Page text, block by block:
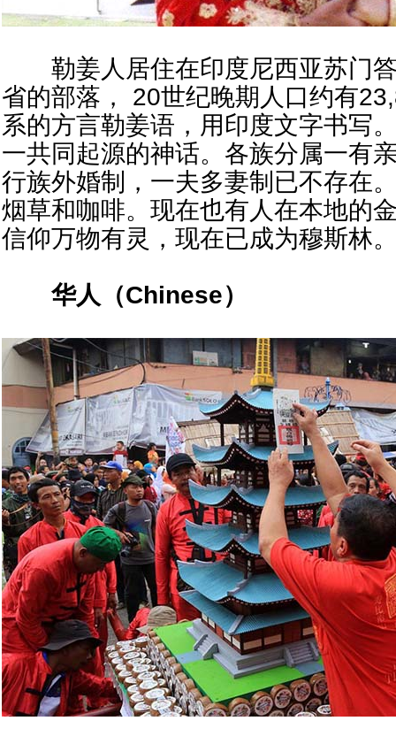
勒姜人居住在印度尼西亚苏门答
省的部落， 20世纪晚期人口约有
系的方言勒姜语，用印度文字书写
一共同起源的神话。各族分属一有
行族外婚制，一夫多妻制已不存在
烟草和咖啡。现在也有人在本地的
信仰万物有灵，现在已成为穆斯林
华人（Chinese）